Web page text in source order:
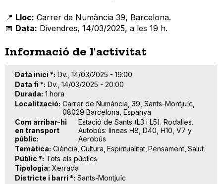
📍 Lloc: Carrer de Numància 39, Barcelona.
📅 Data: Divendres, 14/03/2025, a les 19 h.
Informació de l'activitat
Data inici * Dv., 14/03/2025 - 19:00
Data fi * Dv., 14/03/2025 - 20:00
Durada 1 hora
Localització Carrer de Numància, 39, Sants-Montjuïc,
08029 Barcelona, Espanya
Com arribar-hi
en transport
públic
Estació de Sants (L3 i L5). Rodalies.
Autobús: líneas H8, D40, H10, V7 y
Aerobús
Temàtica Ciència Cultura Espiritualitat Pensament Salut
Públic * Tots els públics
Tipologia Xerrada
Districte i barri * Sants-Montjuïc